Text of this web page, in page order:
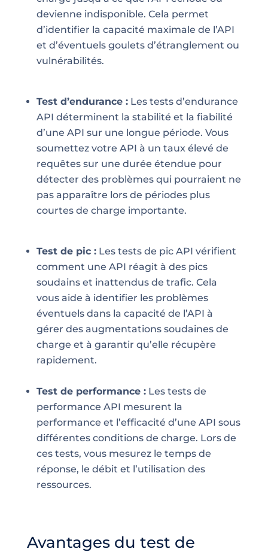
devienne indisponible. Cela permet
d’identifier la capacité maximale de l’API
et d’éventuels goulets d’étranglement ou
vulnérabilités.
Test d’endurance :Les tests d’endurance
API déterminent la stabilité et la fiabilité
d’une API sur une longue période. Vous
soumettez votre API à un taux élevé de
requêtes sur une durée étendue pour
détecter des problèmes qui pourraient ne
pas apparaître lors de périodes plus
courtes de charge importante.
Test de pic :Les tests de pic API vérifient
comment une API réagit à des pics
soudains et inattendus de trafic. Cela
vous aide à identifier les problèmes
éventuels dans la capacité de l’API à
gérer des augmentations soudaines de
charge et à garantir qu’elle récupère
rapidement.
Test de performance :Les tests de
performance API mesurent la
performance et l’efficacité d’une API sous
différentes conditions de charge. Lors de
ces tests, vous mesurez le temps de
réponse, le débit et l’utilisation des
ressources.
Avantages du test de